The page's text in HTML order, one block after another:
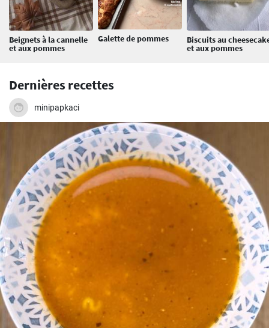
Beignets à la cannelle
et aux pommes
Galette de pommes Biscuits au
et aux pommes
Dernières recettes
minipapkaci